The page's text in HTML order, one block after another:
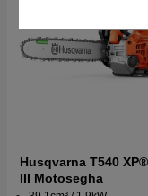
Husqvarna T540
III Motosegha